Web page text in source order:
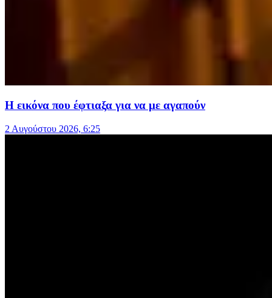
Η εικόνα που έφτιαξα για να με αγαπούν
2 Αυγούστου 2026, 6:25